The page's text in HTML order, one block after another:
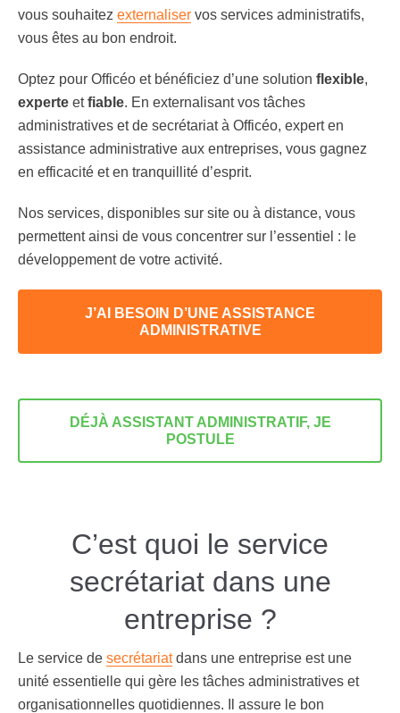
vous souhaitez externaliser vos services administratifs,
vous êtes au bon endroit.
Optez pour Officéo et bénéficiez d’une solution flexible,
experte etfiable. En externalisant vos tâches
administratives et de secrétariat à Officéo, expert en
assistance administrative aux entreprises, vous gagnez
en efficacité et en tranquillité d’esprit.
Nos services, disponibles sur site ou à distance, vous
permettent ainsi de vous concentrer sur l’essentiel : le
développement de votre activité.
J’AI BESOIN D’UNE ASSISTANCE
ADMINISTRATIVE
DÉJÀ ASSISTANT ADMINISTRATIF, JE
POSTULE
C’est quoi le service
secrétariat dans une
entreprise ?
Le service de secrétariatdans une entreprise est une
unité essentielle qui gère les tâches administratives et
organisationnelles quotidiennes. Il assure le bon